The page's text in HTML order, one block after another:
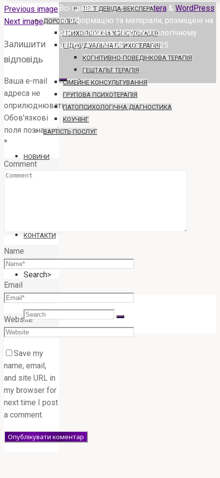
ТЕСТ ДЕВІДА-ВЕКСЛЕРА
ДОРОСЛИМ
ПСИХОЛОГІЧНА КОНСУЛЬТАЦІЯ
ІНДИВІДУАЛЬНА ПСИХОТЕРАПІЯ
КОГНІТИВНО-ПОВЕДІНКОВА ТЕРАПІЯ
ГЕШТАЛЬТ ТЕРАПІЯ
СІМЕЙНЕ КОНСУЛЬТУВАННЯ
ГРУПОВА ПСИХОТЕРАПІЯ
ПАТОПСИХОЛОГІЧНА ДІАГНОСТИКА
КОУЧІНГ
ВАРТІСТЬ ПОСЛУГ
НОВИНИ
КОНТАКТИ
Search>
Search
for:
Previous image
Next image
Залишити
відповідь
Ваша e-mail
адреса не
оприлюднюватиметься.
Обов’язкові
поля позначені
*
Comment
Name
Email
Website
Save my
name, email,
and site URL in
my browser for
next time I post
a comment.
Powered byEsotera & WordPress.
Всі права
на інформацію та матеріали, розміщені на
сайті належать Нейропсихологічному
центру PSYMED© 2017 - 2025